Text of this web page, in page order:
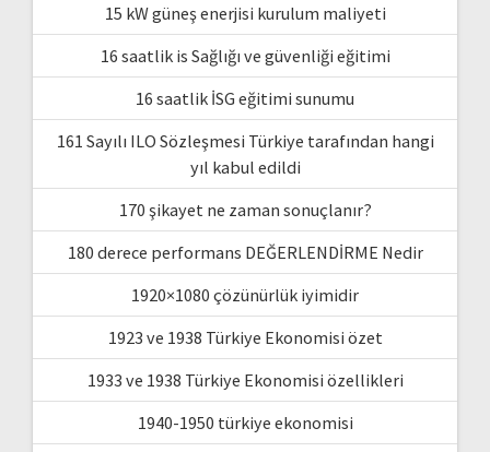
15 kW güneş enerjisi kurulum maliyeti
16 saatlik is Sağlığı ve güvenliği eğitimi
16 saatlik İSG eğitimi sunumu
161 Sayılı ILO Sözleşmesi Türkiye tarafından hangi
yıl kabul edildi
170 şikayet ne zaman sonuçlanır?
180 derece performans DEĞERLENDİRME Nedir
1920×1080 çözünürlük iyimidir
1923 ve 1938 Türkiye Ekonomisi özet
1933 ve 1938 Türkiye Ekonomisi özellikleri
1940-1950 türkiye ekonomisi